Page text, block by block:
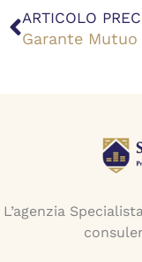
L’agenzia